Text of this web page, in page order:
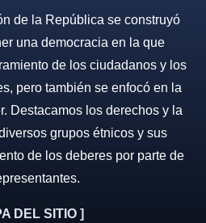
de la República se construyó
una democracia en la que
de los ciudadanos y los
pero también se enfocó en la
Destacamos los derechos y la
grupos étnicos y sus
de los deberes por parte de
DEL SITIO ]